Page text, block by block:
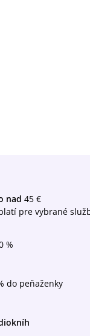
v ktorých sa postavy
ako aj odkazy na
osvedčené
nad 45 €
pre vybrané
%
do peňaženky